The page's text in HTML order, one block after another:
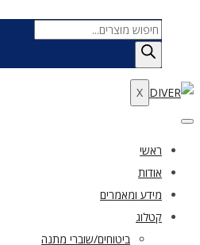
Products
search
X
ראשי
אודות
מידע ומאמרים
קטלוג
ביטוחים/שוברי מתנה